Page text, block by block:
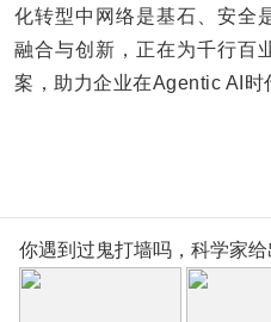
化转型中网络是基石、安全
融合与创新，正在为千行百
案，助力企业在Agentic AI时
你遇到过鬼打墙吗，科学家给